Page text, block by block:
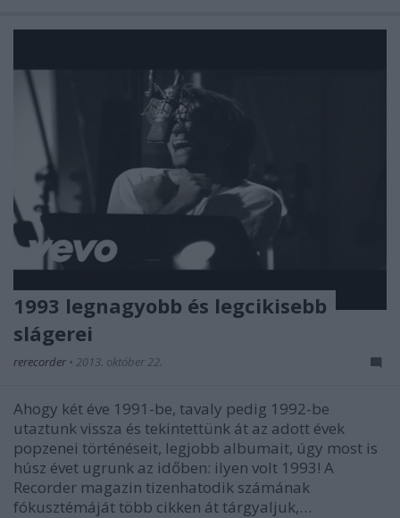
1993 legnagyobb és legcikisebb
slágerei
rerecorder • 2013. október 22.
Ahogy két éve 1991-be, tavaly pedig 1992-be
utaztunk vissza és tekintettünk át az adott évek
popzenei történéseit, legjobb albumait, úgy most is
húsz évet ugrunk az időben: ilyen volt 1993! A
Recorder magazin tizenhatodik számának
fókusztémáját több cikken át tárgyaljuk,…